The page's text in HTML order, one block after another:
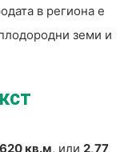
в региона е
земи и
кв.м, или 2,77